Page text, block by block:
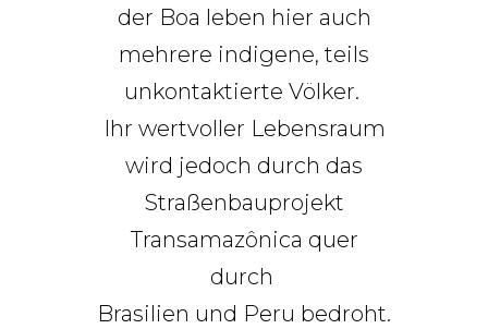
der Boa leben hier auch
mehrere indigene, teils
unkontaktierte Völker.
Ihr wertvoller Lebensraum
wird jedoch durch das
Straßenbauprojekt
Transamazônica quer
durch
Brasilien und Peru bedroht.